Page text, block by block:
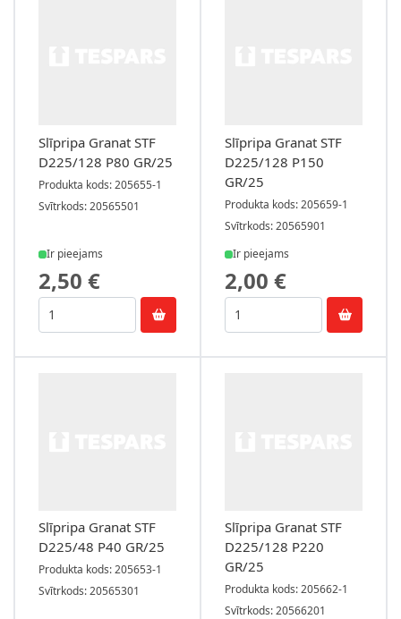
Slīpripa Granat STF
D225/128 P80 GR/25
Produkta kods: 205655-1
Svītrkods: 20565501
Ir pieejams
2,50 €
Slīpripa Granat STF
D225/128 P150
GR/25
Produkta kods: 205659-1
Svītrkods: 20565901
Ir pieejams
2,00 €
Slīpripa Granat STF
D225/48 P40 GR/25
Produkta kods: 205653-1
Svītrkods: 20565301
Slīpripa Granat STF
D225/128 P220
GR/25
Produkta kods: 205662-1
Svītrkods: 20566201